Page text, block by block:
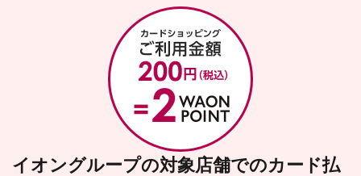
イオングループの対象店舗でのカード払